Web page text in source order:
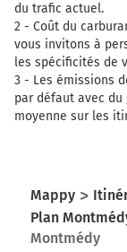
du trafic actuel.
2 - Coût du
vous invitons à
les spécificités de
3 - Les émissions
par défaut avec
moyenne sur les
Mappy
Plan
Montmédy